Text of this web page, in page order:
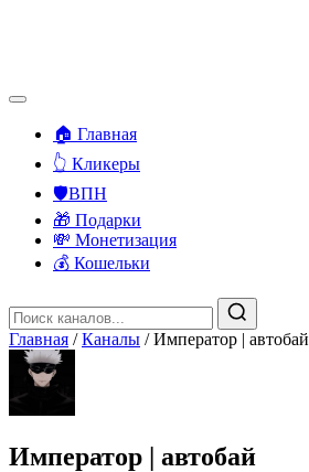
🏠 Главная
👆 Кликеры
🛡️ВПН
🎁 Подарки
💸 Монетизация
💰 Кошельки
Главная / Каналы / Император | автобай
Император | автобай